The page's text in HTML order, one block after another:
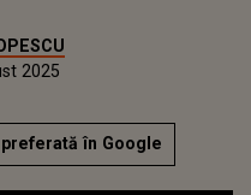
2025
în Google